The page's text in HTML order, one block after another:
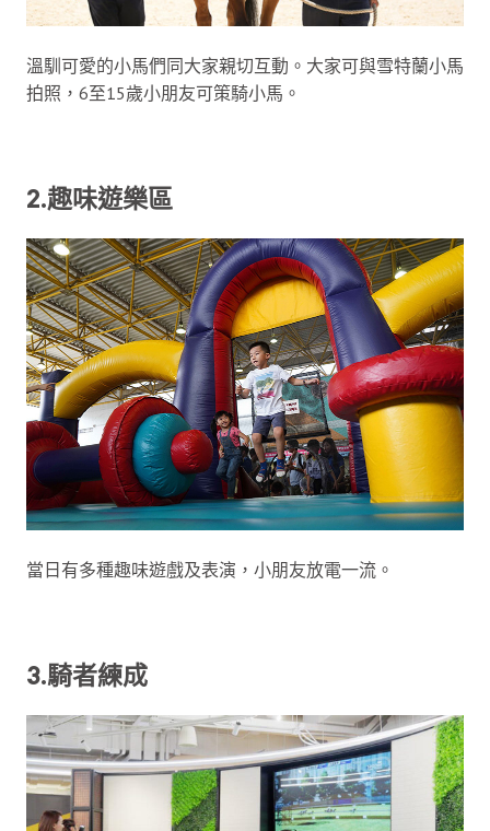
溫馴可愛的小馬們同大家親切互動。大家可與雪特蘭小馬
拍照，6至15歲小朋友可策騎小馬。
2.趣味遊樂區
當日有多種趣味遊戲及表演，小朋友放電一流。
3.騎者練成